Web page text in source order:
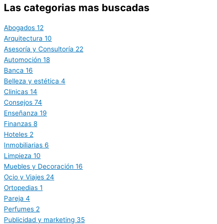
Las categorias mas buscadas
Abogados 12
Arquitectura 10
Asesoría y Consultoría 22
Automoción 18
Banca 16
Belleza y estética 4
Clinicas 14
Consejos 74
Enseñanza 19
Finanzas 8
Hoteles 2
Inmobiliarias 6
Limpieza 10
Muebles y Decoración 16
Ocio y Viajes 24
Ortopedias 1
Pareja 4
Perfumes 2
Publicidad y marketing 35